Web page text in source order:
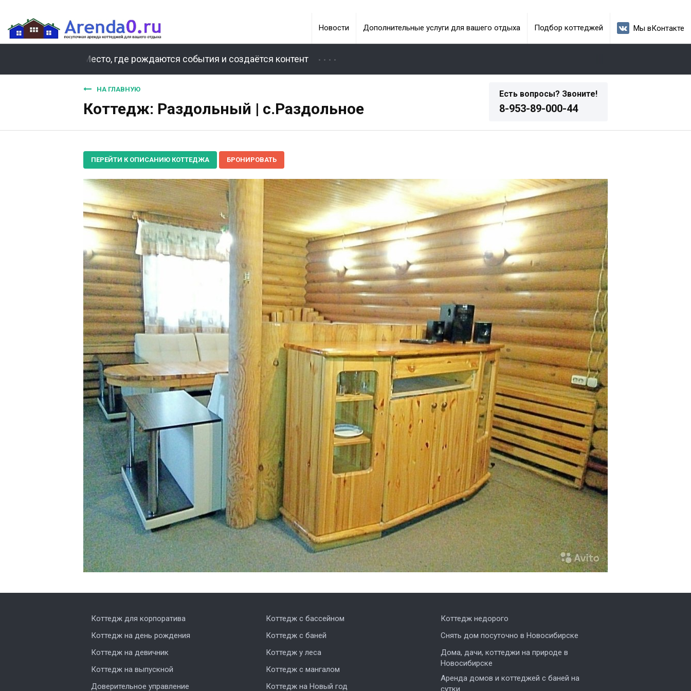
Новости Дополнительные услуги для вашего отдыха Подбор коттеджей Мы вКонтакте
Место, где рождаются события и создаётся контент
Есть вопросы? Звоните!
8-953-89-000-44
НА ГЛАВНУЮ
Коттедж: Раздольный | c.Раздольное
ПЕРЕЙТИ К ОПИСАНИЮ КОТТЕДЖА БРОНИРОВАТЬ
Коттедж для корпоратива
Коттедж на день рождения
Коттедж на девичник
Коттедж на выпускной
Доверительное управление
Коттедж с бассейном
Коттедж с баней
Коттедж у леса
Коттедж с мангалом
Коттедж на Новый год
Коттедж недорого
Снять дом посуточно в Новосибирске
Дома, дачи, коттеджи на природе в
Новосибирске
Аренда домов и коттеджей с баней на
сутки